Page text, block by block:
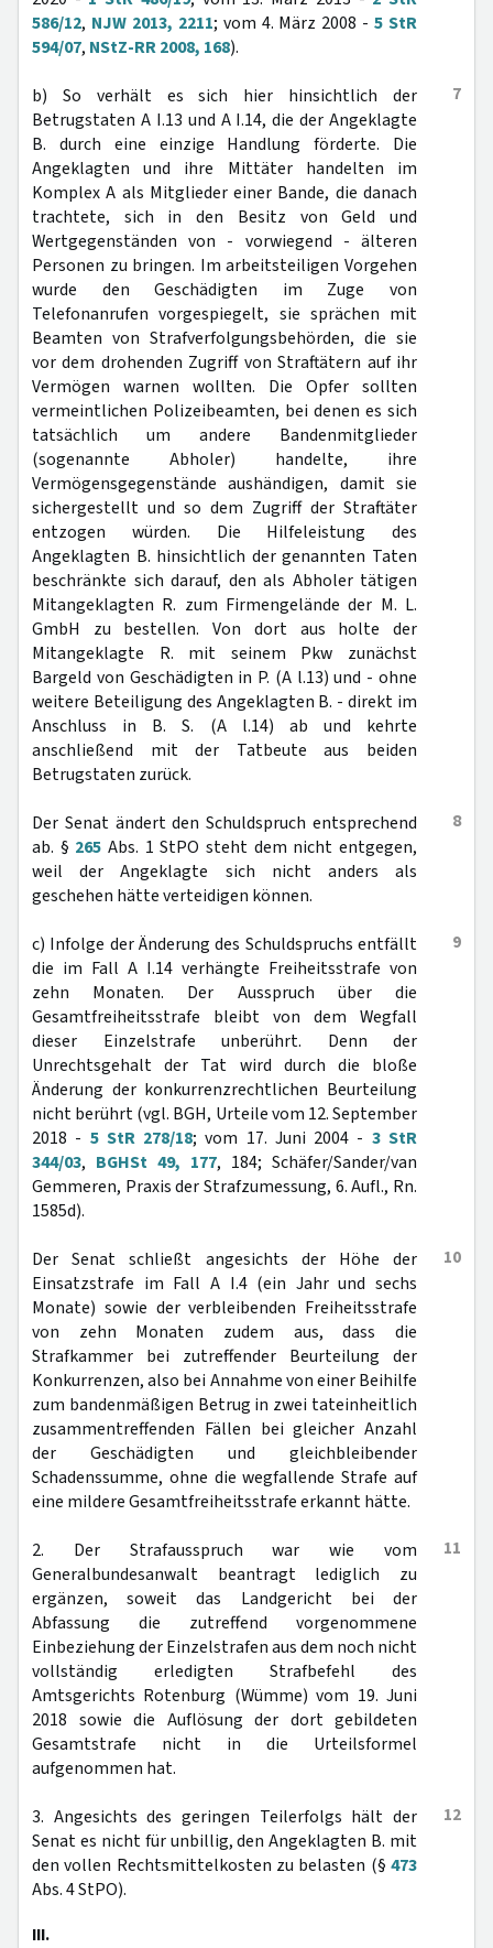
586/12, NJW 2013, 2211; vom 4. März 2008 -5 StR
594/07, NStZ-RR 2008, 168).
7
b) So verhält es sich hier hinsichtlich der
Betrugstaten A I.13 und A I.14, die der Angeklagte
B. durch eine einzige Handlung förderte. Die
Angeklagten und ihre Mittäter handelten im
Komplex A als Mitglieder einer Bande, die danach
trachtete, sich in den Besitz von Geld und
Wertgegenständen von - vorwiegend - älteren
Personen zu bringen. Im arbeitsteiligen Vorgehen
wurde den Geschädigten im Zuge von
Telefonanrufen vorgespiegelt, sie sprächen mit
Beamten von Strafverfolgungsbehörden, die sie
vor dem drohenden Zugriff von Straftätern auf ihr
Vermögen warnen wollten. Die Opfer sollten
vermeintlichen Polizeibeamten, bei denen es sich
tatsächlich um andere Bandenmitglieder
(sogenannte Abholer) handelte, ihre
Vermögensgegenstände aushändigen, damit sie
sichergestellt und so dem Zugriff der Straftäter
entzogen würden. Die Hilfeleistung des
Angeklagten B. hinsichtlich der genannten Taten
beschränkte sich darauf, den als Abholer tätigen
Mitangeklagten R. zum Firmengelände der M. L.
GmbH zu bestellen. Von dort aus holte der
Mitangeklagte R. mit seinem Pkw zunächst
Bargeld von Geschädigten in P. (A l.13) und - ohne
weitere Beteiligung des Angeklagten B. - direkt im
Anschluss in B. S. (A l.14) ab und kehrte
anschließend mit der Tatbeute aus beiden
Betrugstaten zurück.
8
Der Senat ändert den Schuldspruch entsprechend
ab. § 265 Abs. 1 StPO steht dem nicht entgegen,
weil der Angeklagte sich nicht anders als
geschehen hätte verteidigen können.
9
c) Infolge der Änderung des Schuldspruchs entfällt
die im Fall A I.14 verhängte Freiheitsstrafe von
zehn Monaten. Der Ausspruch über die
Gesamtfreiheitsstrafe bleibt von dem Wegfall
dieser Einzelstrafe unberührt. Denn der
Unrechtsgehalt der Tat wird durch die bloße
Änderung der konkurrenzrechtlichen Beurteilung
nicht berührt (vgl. BGH, Urteile vom 12. September
2018 - 5 StR 278/18; vom 17. Juni 2004 - 3 StR
344/03, BGHSt 49, 177, 184; Schäfer/Sander/van
Gemmeren, Praxis der Strafzumessung, 6. Aufl., Rn.
1585d).
10
Der Senat schließt angesichts der Höhe der
Einsatzstrafe im Fall A I.4 (ein Jahr und sechs
Monate) sowie der verbleibenden Freiheitsstrafe
von zehn Monaten zudem aus, dass die
Strafkammer bei zutreffender Beurteilung der
Konkurrenzen, also bei Annahme von einer Beihilfe
zum bandenmäßigen Betrug in zwei tateinheitlich
zusammentreffenden Fällen bei gleicher Anzahl
der Geschädigten und gleichbleibender
Schadenssumme, ohne die wegfallende Strafe auf
eine mildere Gesamtfreiheitsstrafe erkannt hätte.
11
2. Der Strafausspruch war wie vom
Generalbundesanwalt beantragt lediglich zu
ergänzen, soweit das Landgericht bei der
Abfassung die zutreffend vorgenommene
Einbeziehung der Einzelstrafen aus dem noch nicht
vollständig erledigten Strafbefehl des
Amtsgerichts Rotenburg (Wümme) vom 19. Juni
2018 sowie die Auflösung der dort gebildeten
Gesamtstrafe nicht in die Urteilsformel
aufgenommen hat.
12
3. Angesichts des geringen Teilerfolgs hält der
Senat es nicht für unbillig, den Angeklagten B. mit
den vollen Rechtsmittelkosten zu belasten (§ 473
Abs. 4 StPO).
III.